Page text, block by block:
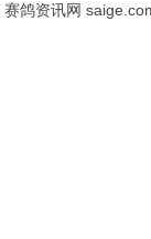
赛鸽资讯网